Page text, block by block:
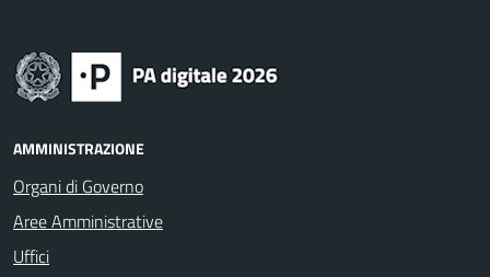
AMMINISTRAZIONE
Organi di Governo
Aree Amministrative
Uffici